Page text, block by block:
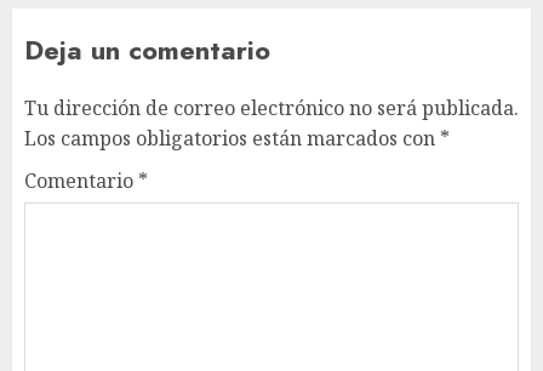
Deja un comentario
Tu dirección de correo electrónico no será publicada.
Los campos obligatorios están marcados con *
Comentario *